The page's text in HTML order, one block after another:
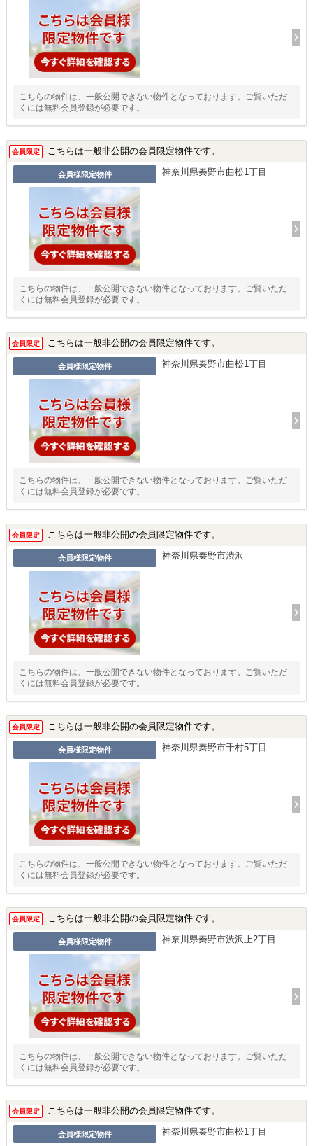
こちらの物件は、一般公開できない物件となっております。ご覧いただ
くには無料会員登録が必要です。
会員限定 こちらは一般非公開の会員限定物件です。
会員様限定物件 神奈川県秦野市曲松1丁目
こちらの物件は、一般公開できない物件となっております。ご覧いただ
くには無料会員登録が必要です。
会員限定 こちらは一般非公開の会員限定物件です。
会員様限定物件 神奈川県秦野市曲松1丁目
こちらの物件は、一般公開できない物件となっております。ご覧いただ
くには無料会員登録が必要です。
会員限定 こちらは一般非公開の会員限定物件です。
会員様限定物件 神奈川県秦野市渋沢
こちらの物件は、一般公開できない物件となっております。ご覧いただ
くには無料会員登録が必要です。
会員限定 こちらは一般非公開の会員限定物件です。
会員様限定物件 神奈川県秦野市千村5丁目
こちらの物件は、一般公開できない物件となっております。ご覧いただ
くには無料会員登録が必要です。
会員限定 こちらは一般非公開の会員限定物件です。
会員様限定物件 神奈川県秦野市渋沢上2丁目
こちらの物件は、一般公開できない物件となっております。ご覧いただ
くには無料会員登録が必要です。
会員限定 こちらは一般非公開の会員限定物件です。
会員様限定物件 神奈川県秦野市曲松1丁目